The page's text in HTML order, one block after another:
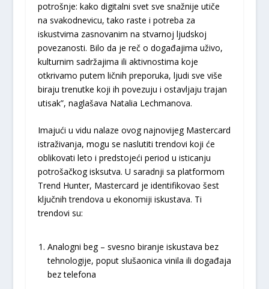
potrošnje: kako digitalni svet sve snažnije utiče
na svakodnevicu, tako raste i potreba za
iskustvima zasnovanim na stvarnoj ljudskoj
povezanosti. Bilo da je reč o događajima uživo,
kulturnim sadržajima ili aktivnostima koje
otkrivamo putem ličnih preporuka, ljudi sve više
biraju trenutke koji ih povezuju i ostavljaju trajan
utisak”, naglašava Natalia Lechmanova.
Imajući u vidu nalaze ovog najnovijeg Mastercard
istraživanja, mogu se naslutiti trendovi koji će
oblikovati leto i predstojeći period u isticanju
potrošačkog isksutva. U saradnji sa platformom
Trend Hunter, Mastercard je identifikovao šest
ključnih trendova u ekonomiji iskustava. Ti
trendovi su:
Analogni beg – svesno biranje iskustava bez
tehnologije, poput slušaonica vinila ili događaja
bez telefona